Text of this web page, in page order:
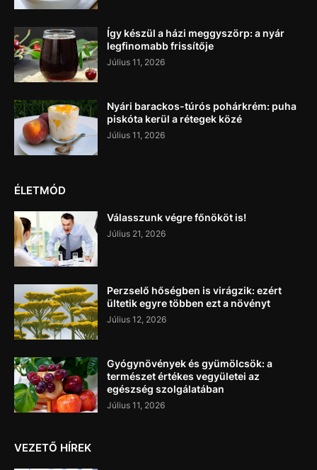
Így készül a házi meggyszörp: a nyár
legfinomabb frissítője
Július 11, 2026
Nyári barackos-túrós pohárkrém: puha
piskóta kerül a rétegek közé
Július 11, 2026
ÉLETMÓD
Válasszunk végre főnököt is!
Július 21, 2026
Perzselő hőségben is virágzik: ezért
ültetik egyre többen ezt a növényt
Július 12, 2026
Gyógynövények és gyümölcsök: a
természet értékes vegyületei az
egészség szolgálatában
Július 11, 2026
VEZETŐ HÍREK